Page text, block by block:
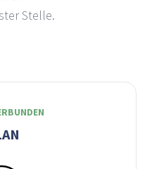
Stelle.